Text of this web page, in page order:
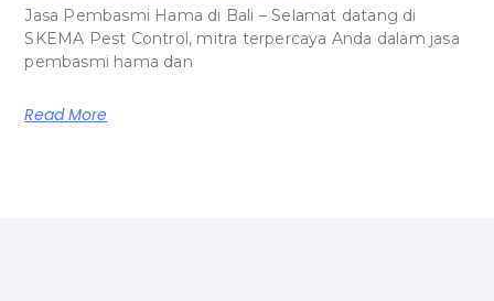
Jasa Pembasmi Hama di Bali – Selamat datang di
SKEMA Pest Control, mitra terpercaya Anda dalam jasa
pembasmi hama dan
Read More